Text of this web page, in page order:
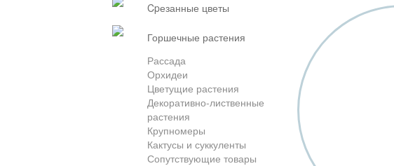
cpезанные цветы
горшечные растения
Рассада
Орхидеи
Цветущие растения
Декоративно-лиственные
растения
Крупномеры
Кактусы и суккуленты
Сопутствующие товары